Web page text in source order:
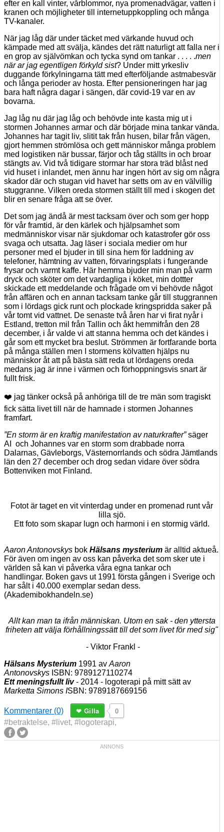
efter en kall vinter, vårblommor, nya promenadvägar, vatten i
kranen och möjligheter till internetuppkoppling och många
TV-kanaler.
När jag låg där under täcket med värkande huvud och
kämpade med att svälja, kändes det rätt naturligt att falla ner i
en grop av självömkan och tycka synd om tankar . . . . .men
när ar jag egentligen förkyld sist? Under mitt yrkesliv
duggande förkylningarna tätt med efterföljande astmabesvär
och långa perioder av hosta. Efter pensioneringen har jag
bara haft några dagar i sängen, där covid-19 var en av
bovarna.
Jag låg nu där jag låg och behövde inte kasta mig ut i
stormen Johannes armar och där började mina tankar vända.
Johannes har tagit liv, slitit tak från husen, bilar från vägen,
gjort hemmen strömlösa och gett människor många problem
med logistiken när bussar, färjor och tåg ställts in och broar
stängts av. Vid två tidigare stormar har stora träd blåst ned
vid huset i inlandet, men ännu har ingen hört av sig om några
skador där och stugan vid havet har setts om av en välvillig
stuggranne. Vilken oreda stormen ställt till med i skogen det
blir en senare fråga att se över.
Det som jag ändå är mest tacksam över och som ger hopp
för vår framtid, är den kärlek och hjälpsamhet som
medmänniskor visar när sjukdomar och katastrofer gör oss
svaga och utsatta. Jag läser i sociala medier om hur
personer med el bjuder in till sina hem för laddning av
telefoner, hämtning av vatten, förvaringsplats i fungerande
frysar och varmt kaffe. Här hemma bjuder min man på varm
dryck och sköter om det vardagliga i köket, min dottter
skickade ett meddelande och frågade om vi behövde något
från affären och en annan tacksam tanke går till stuggrannen
som i lördags gick runt och plockade kringspridda saker på
vår tomt vid vattnet. De senaste två åren har vi firat nyår i
Estland, tretton mil från Tallin och åkt hemmifrån den 28
december, i år valde vi att stanna hemma och det kändes i
går som ett mycket bra beslut. Strömmen är fortfarande borta
på många ställen men I stormens kölvatten hjälps nu
människor åt att på bästa sätt reda ut lördagens oreda
medans jag är inne i värmen och förhoppningsvis snart är
fullt frisk.
❤️ jag tänker också på anhöriga till de tre män som tragiskt
fick sätta livet till när de hamnade i stormen Johannes
framfart.
”En storm är en kraftig manifestation av naturkrafter”säger
AI och Johannes var en storm som drabbade norra
Dalarnas, Gävleborgs, Västernorrlands och södra Jämtlands
län den 27 december och drog sedan vidare över södra
Bottenviken mot Finland.
Fotot är taget en vit vinterdag under en promenad runt vår
lilla sjö.
Ett foto som skapar lugn och harmoni i en stormig värld.
Aaron Antonovskys bok Hälsans mysterium är alltid aktueå.
För även om ingen av oss kan påverka det som sker ute i
världen så kan vi påverka våra egna tankar och
handlingar. Boken gavs ut 1991 första gången i Sverige och
har sålt i 40.000 exemplar sedan dess.
(Akademibokhandeln.se)
Allt kan man ta ifrån människan. Utom en sak - den yttersta
friheten att välja förhållningssätt till det som livet för med sig"
- Viktor Frankl -
Hälsans Mysterium 1991 av Aaron
Antonovskys ISBN: 9789127110274
Ett meningsfullt liv- 2014 - logoterapi på mitt sätt av
Marketta Simons ISBN: 9789187669156
Kommentarer (0) 0
Gilla
#betraktelse, #livet, #logoterapi,